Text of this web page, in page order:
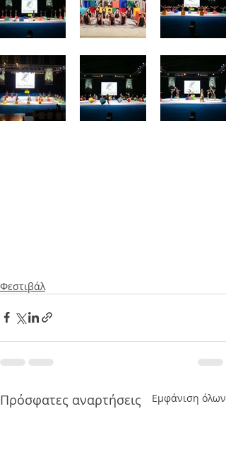
Φεστιβάλ
Πρόσφατες αναρτήσεις Εμφάνιση όλων